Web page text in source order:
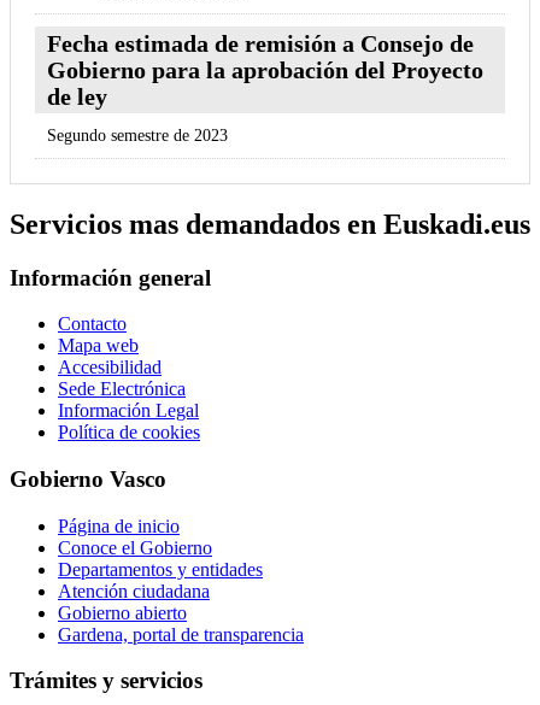
Fecha estimada de remisión a Consejo de
Gobierno para la aprobación del Proyecto
de ley
Segundo semestre de 2023
Servicios mas demandados en Euskadi.eus
Información general
Contacto
Mapa web
Accesibilidad
Sede Electrónica
Información Legal
Política de cookies
Gobierno Vasco
Página de inicio
Conoce el Gobierno
Departamentos y entidades
Atención ciudadana
Gobierno abierto
Gardena, portal de transparencia
Trámites y servicios